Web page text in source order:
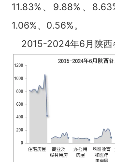
11.83%、9.88%、
1.06%、0.56%。
2015-2024年6月陕西